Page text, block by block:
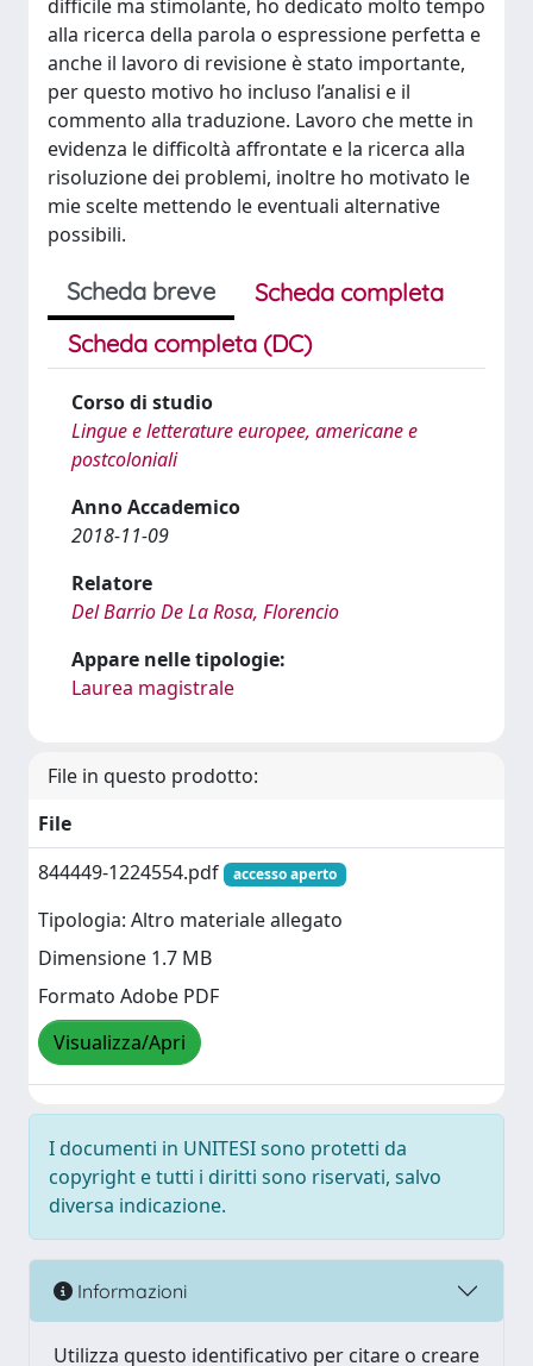
difficile ma stimolante, ho dedicato molto tempo
alla ricerca della parola o espressione perfetta e
anche il lavoro di revisione è stato importante,
per questo motivo ho incluso l’analisi e il
commento alla traduzione. Lavoro che mette in
evidenza le difficoltà affrontate e la ricerca alla
risoluzione dei problemi, inoltre ho motivato le
mie scelte mettendo le eventuali alternative
possibili.
Scheda breve
Scheda completa
Scheda completa (DC)
Corso di studio
Lingue e letterature europee, americane e
postcoloniali
Anno Accademico
2018-11-09
Relatore
Del Barrio De La Rosa, Florencio
Appare nelle tipologie:
Laurea magistrale
File in questo prodotto:
File
844449-1224554.pdf
accesso aperto
Tipologia: Altro materiale allegato
Dimensione 1.7 MB
Formato Adobe PDF
Visualizza/Apri
I documenti in UNITESI sono protetti da
copyright e tutti i diritti sono riservati, salvo
diversa indicazione.
Informazioni
Utilizza questo identificativo per citare o creare